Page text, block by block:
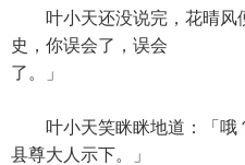
叶小天还没说完，花晴风
史，你误会了，误会
了。」
叶小天笑眯眯地道：「哦
县尊大人示下。」